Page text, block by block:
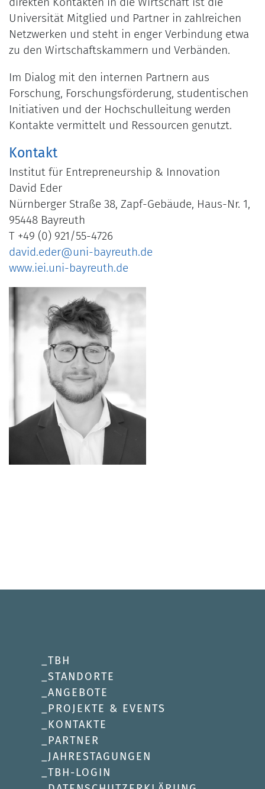
Universität Mitglied und Partner in zahlreichen
Netzwerken und steht in enger Verbindung etwa
zu den Wirtschaftskammern und Verbänden.
Im Dialog mit den internen Partnern aus
Forschung, Forschungsförderung, studentischen
Initiativen und der Hochschulleitung werden
Kontakte vermittelt und Ressourcen genutzt.
Kontakt
Institut für Entrepreneurship & Innovation
David Eder
Nürnberger Straße 38, Zapf-Gebäude, Haus-Nr. 1,
95448 Bayreuth
T +49 (0) 921/55-4726
david.eder@uni-bayreuth.de
www.iei.uni-bayreuth.de
TBH
STANDORTE
ANGEBOTE
PROJEKTE & EVENTS
KONTAKTE
PARTNER
JAHRESTAGUNGEN
TBH-LOGIN